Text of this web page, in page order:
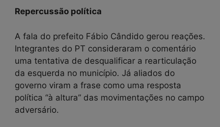
Repercussão política
A fala do prefeito Fábio Cândido gerou reações.
Integrantes do PT consideraram o comentário
uma tentativa de desqualificar a rearticulação
da esquerda no município. Já aliados do
governo viram a frase como uma resposta
política “à altura” das movimentações no campo
adversário.